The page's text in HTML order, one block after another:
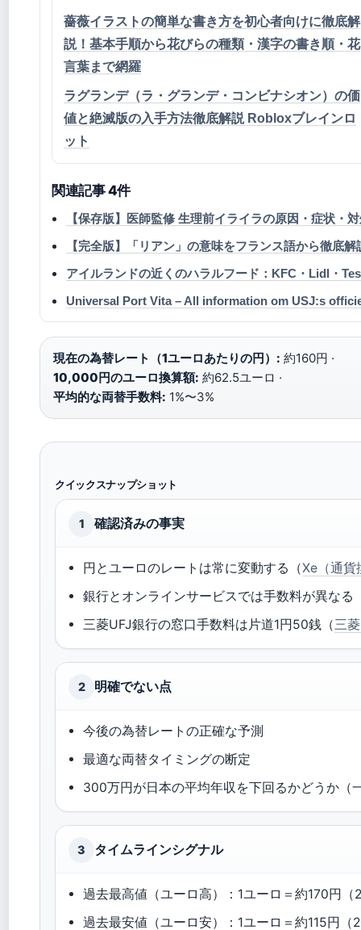
薔薇イラストの簡単な書き方を初心者向けに徹底解
説！基本手順から花びらの種類・漢字の書き順・花
言葉まで網羅
ラグランデ（ラ・グランデ・コンビナシオン）の価
値と絶滅版の入手方法徹底解説 Robloxブレインロ
ット
関連記事 4件
【保存版】医師監修 生理前イライラの原因・症状・
【完全版】「リアン」の意味をフランス語から徹底
アイルランドの近くのハラルフード：KFC・Lidl・
Universal Port Vita – All information om USJ:s
現在の為替レート（1ユーロあたりの円）: 約160円 ·
10,000円のユーロ換算額: 約62.5ユーロ ·
平均的な両替手数料: 1%〜3%
クイックスナップショット
1 確認済みの事実
円とユーロのレートは常に変動する（Xe（通貨
銀行とオンラインサービスでは手数料が異なる
三菱UFJ銀行の窓口手数料は片道1円50銭（三
2 明確でない点
今後の為替レートの正確な予測
最適な両替タイミングの断定
300万円が日本の平均年収を下回るかどうか（
3 タイムラインシグナル
過去最高値（ユーロ高）：1ユーロ＝約170円（
過去最安値（ユーロ安）：1ユーロ＝約115円（